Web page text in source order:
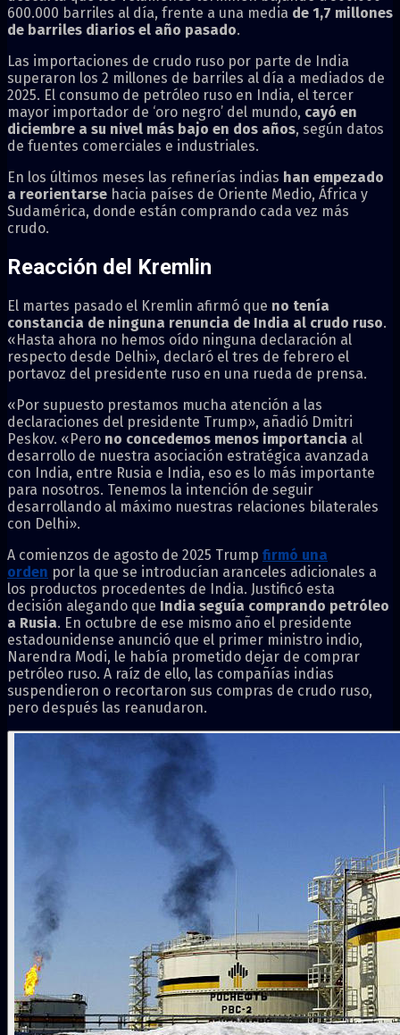
600.000 barriles al día, frente a una media de 1,7 millones
de barriles diarios el año pasado.
Las importaciones de crudo ruso por parte de India
superaron los 2 millones de barriles al día a mediados de
2025. El consumo de petróleo ruso en India, el tercer
mayor importador de ‘oro negro’ del mundo, cayó en
diciembre a su nivel más bajo en dos años, según datos
de fuentes comerciales e industriales.
En los últimos meses las refinerías indias han empezado
a reorientarse hacia países de Oriente Medio, África y
Sudamérica, donde están comprando cada vez más
crudo.
Reacción del Kremlin
El martes pasado el Kremlin afirmó que no tenía
constancia de ninguna renuncia de India al crudo ruso.
«Hasta ahora no hemos oído ninguna declaración al
respecto desde Delhi», declaró el tres de febrero el
portavoz del presidente ruso en una rueda de prensa.
«Por supuesto prestamos mucha atención a las
declaraciones del presidente Trump», añadió Dmitri
Peskov. «Pero no concedemos menos importancia al
desarrollo de nuestra asociación estratégica avanzada
con India, entre Rusia e India, eso es lo más importante
para nosotros. Tenemos la intención de seguir
desarrollando al máximo nuestras relaciones bilaterales
con Delhi».
A comienzos de agosto de 2025 Trump firmó una
orden por la que se introducían aranceles adicionales a
los productos procedentes de India. Justificó esta
decisión alegando que India seguía comprando petróleo
a Rusia. En octubre de ese mismo año el presidente
estadounidense anunció que el primer ministro indio,
Narendra Modi, le había prometido dejar de comprar
petróleo ruso. A raíz de ello, las compañías indias
suspendieron o recortaron sus compras de crudo ruso,
pero después las reanudaron.